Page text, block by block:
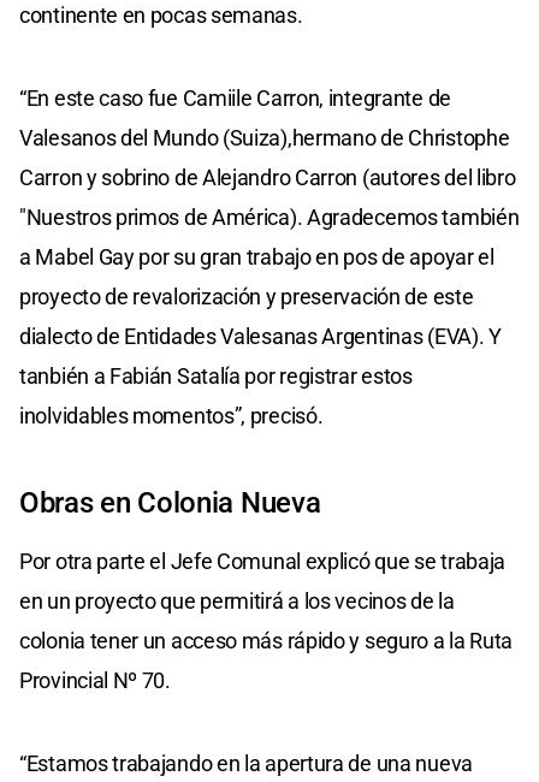
continente en pocas semanas.
“En este caso fue Camiile Carron, integrante de
Valesanos del Mundo (Suiza),hermano de Christophe
Carron y sobrino de Alejandro Carron (autores del libro
"Nuestros primos de América). Agradecemos también
a Mabel Gay por su gran trabajo en pos de apoyar el
proyecto de revalorización y preservación de este
dialecto de Entidades Valesanas Argentinas (EVA). Y
tanbién a Fabián Satalía por registrar estos
inolvidables momentos”, precisó.
Obras en Colonia Nueva
Por otra parte el Jefe Comunal explicó que se trabaja
en un proyecto que permitirá a los vecinos de la
colonia tener un acceso más rápido y seguro a la Ruta
Provincial Nº 70.
“Estamos trabajando en la apertura de una nueva